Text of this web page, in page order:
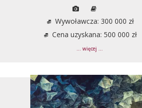
Wywoławcza: 300 000 zł
Cena uzyskana: 500 000 zł
... więcej ...